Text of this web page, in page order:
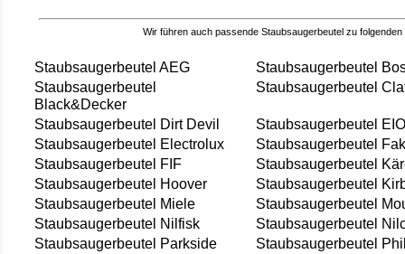
Wir führen auch passende Staubsaugerbeutel zu folgenden
Staubsaugerbeutel AEG
Staubsaugerbeutel
Staubsaugerbeutel
Black&Decker
Staubsaugerbeutel
Staubsaugerbeutel Dirt Devil
Staubsaugerbeutel
Staubsaugerbeutel Electrolux
Staubsaugerbeutel
Staubsaugerbeutel FIF
Staubsaugerbeutel
Staubsaugerbeutel Hoover
Staubsaugerbeutel
Staubsaugerbeutel Miele
Staubsaugerbeutel
Staubsaugerbeutel Nilfisk
Staubsaugerbeutel
Staubsaugerbeutel Parkside
Staubsaugerbeutel